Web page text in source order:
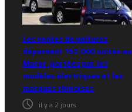
Les ventes de voitures
dépassent 152.000 unités au
Maroc, portées par les
modèles électriques et les
marques chinoises
il y a 2 jours